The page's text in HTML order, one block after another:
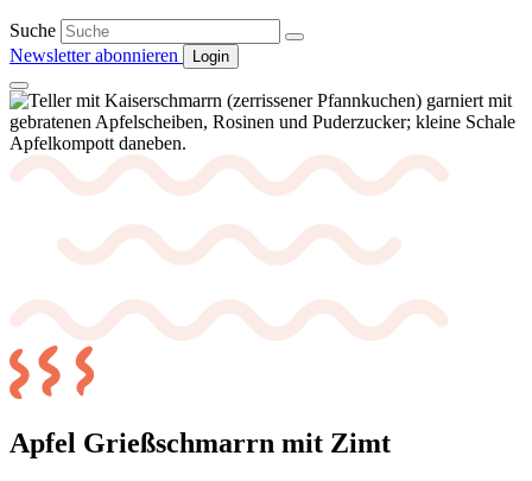
Suche
Newsletter abonnieren
Login
Apfel Grießschmarrn mit Zimt